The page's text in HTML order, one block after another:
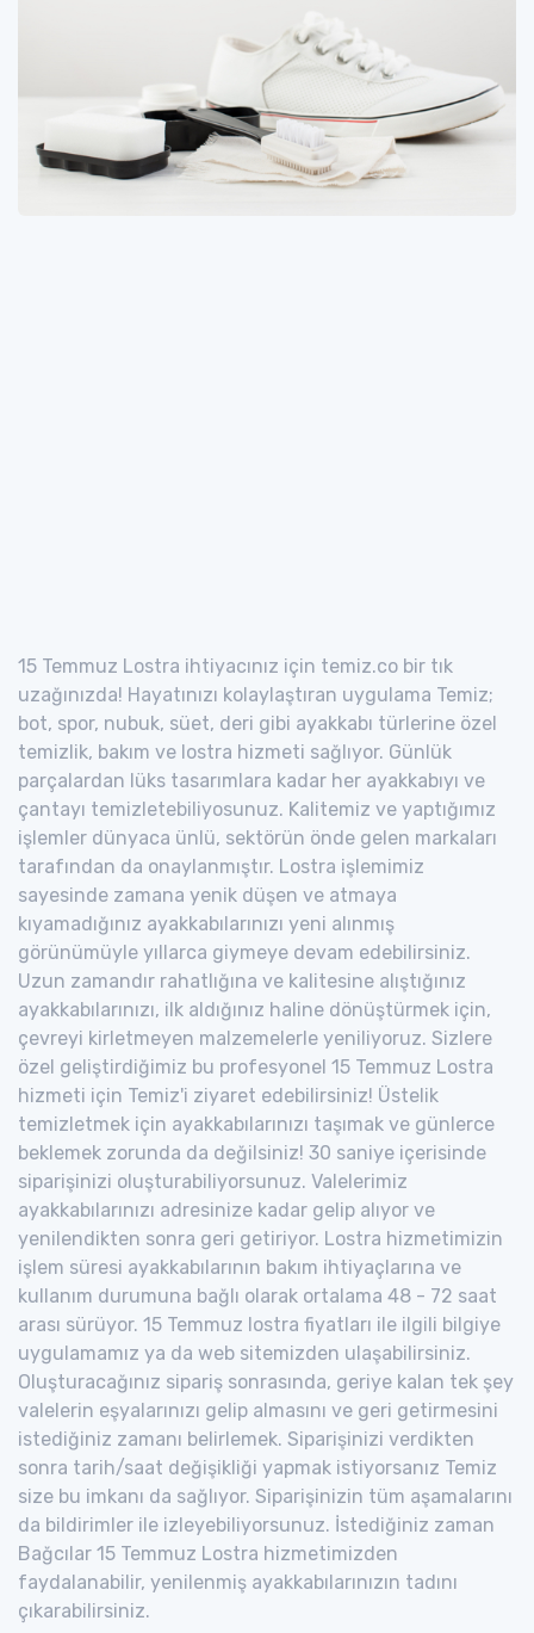
15 Temmuz Lostra ihtiyacınız için temiz.co bir tık
uzağınızda! Hayatınızı kolaylaştıran uygulama Temiz;
bot, spor, nubuk, süet, deri gibi ayakkabı türlerine özel
temizlik, bakım ve lostra hizmeti sağlıyor. Günlük
parçalardan lüks tasarımlara kadar her ayakkabıyı ve
çantayı temizletebiliyosunuz. Kalitemiz ve yaptığımız
işlemler dünyaca ünlü, sektörün önde gelen markaları
tarafından da onaylanmıştır. Lostra işlemimiz
sayesinde zamana yenik düşen ve atmaya
kıyamadığınız ayakkabılarınızı yeni alınmış
görünümüyle yıllarca giymeye devam edebilirsiniz.
Uzun zamandır rahatlığına ve kalitesine alıştığınız
ayakkabılarınızı, ilk aldığınız haline dönüştürmek için,
çevreyi kirletmeyen malzemelerle yeniliyoruz. Sizlere
özel geliştirdiğimiz bu profesyonel 15 Temmuz Lostra
hizmeti için Temiz'i ziyaret edebilirsiniz! Üstelik
temizletmek için ayakkabılarınızı taşımak ve günlerce
beklemek zorunda da değilsiniz! 30 saniye içerisinde
siparişinizi oluşturabiliyorsunuz. Valelerimiz
ayakkabılarınızı adresinize kadar gelip alıyor ve
yenilendikten sonra geri getiriyor. Lostra hizmetimizin
işlem süresi ayakkabılarının bakım ihtiyaçlarına ve
kullanım durumuna bağlı olarak ortalama 48 - 72 saat
arası sürüyor. 15 Temmuz lostra fiyatları ile ilgili bilgiye
uygulamamız ya da web sitemizden ulaşabilirsiniz.
Oluşturacağınız sipariş sonrasında, geriye kalan tek şey
valelerin eşyalarınızı gelip almasını ve geri getirmesini
istediğiniz zamanı belirlemek. Siparişinizi verdikten
sonra tarih/saat değişikliği yapmak istiyorsanız Temiz
size bu imkanı da sağlıyor. Siparişinizin tüm aşamalarını
da bildirimler ile izleyebiliyorsunuz. İstediğiniz zaman
Bağcılar 15 Temmuz Lostra hizmetimizden
faydalanabilir, yenilenmiş ayakkabılarınızın tadını
çıkarabilirsiniz.